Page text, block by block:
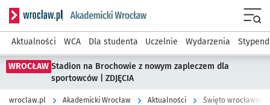
Serwis informacyjny wroclaw.pl podserwis: Akademicki
Aktualności WCA Dla studenta Uczelnie Wydarzenia
WROCŁAW Stadion na Brochowie z nowym zapleczem dla
sportowców | ZDJĘCIA
wroclaw.pl Akademicki Wrocław Aktualności Święto